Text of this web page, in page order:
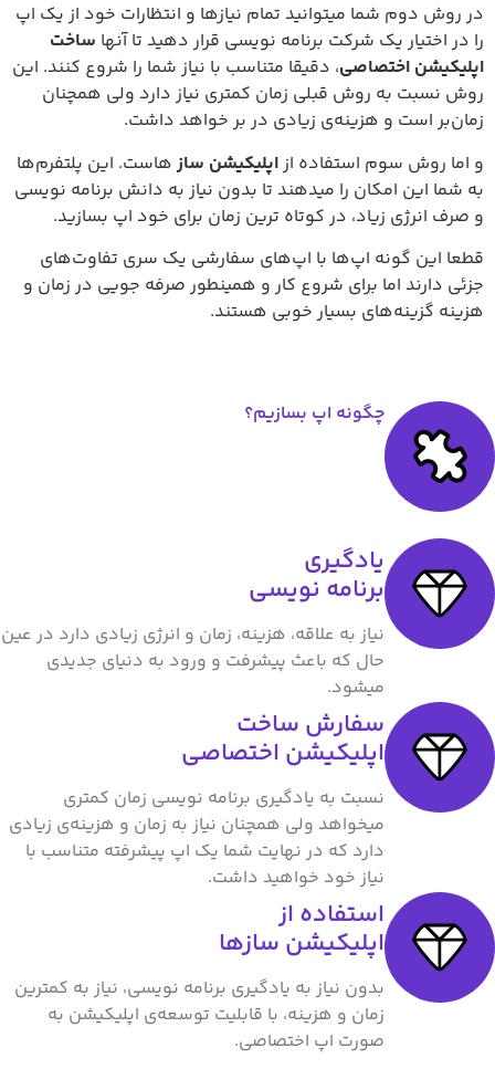
در روش دوم شما میتوانید تمام نیازها و انتظارات خود از یک اپ
را در اختیار یک شرکت برنامه نویسی قرار دهید تا آنها ساخت
اپلیکیشن اختصاصی، دقیقا متناسب با نیاز شما را شروع کنند. این
روش نسبت به روش قبلی زمان کمتری نیاز دارد ولی همچنان
زمان‌بر است و هزینه‌ی زیادی در بر خواهد داشت.
و اما روش سوم استفاده ازاپلیکیشن ساز هاست. این پلتفرم‌ها
به شما این امکان را میدهند تا بدون نیاز به دانش برنامه نویسی
و صرف انرژی زیاد، در کوتاه ترین زمان برای خود اپ بسازید.
قطعا این گونه اپ‌ها با اپ‌های سفارشی یک سری تفاوت‌های
جزئی دارند اما برای شروع کار و همینطور صرفه جویی در زمان و
هزینه گزینه‌های بسیار خوبی هستند.
چگونه اپ بسازیم؟
یادگیری
برنامه نویسی
نیاز به علاقه، هزینه، زمان و انرژی زیادی دارد در عین
حال که باعث پیشرفت و ورود به دنیای جدیدی
میشود.
سفارش ساخت
اپلیکیشن اختصاصی
نسبت به یادگیری برنامه نویسی زمان کمتری
میخواهد ولی همچنان نیاز به زمان و هزینه‌ی زیادی
دارد که در نهایت شما یک اپ پیشرفته متناسب با
نیاز خود خواهید داشت.
استفاده از
اپلیکیشن سازها
بدون نیاز به یادگیری برنامه نویسی، نیاز به کمترین
زمان و هزینه، با قابلیت توسعه‌ی اپلیکیشن به
صورت اپ اختصاصی.